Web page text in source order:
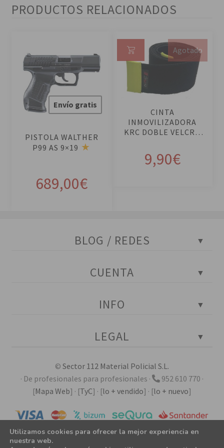
PRODUCTOS RELACIONADOS
Envío gratis
PISTOLA WALTHER
P99 AS 9×19
689,00€
Agotado
CINTA
INMOVILIZADORA
KRC DOBLE VELCRO
9,90€
Le
m
BLOG / REDES
Tests policialesCUENTA
Mis descargas
Detalles de mi cuenta
INFO
Ubicación de la tienda en Málaga
Empresa e historia
Certificaciones ISO
Requisitos de compra de armas
Reglamento de armas en España
LEGAL
Calidad, ambiente y prevención
Derecho de desistimiento
Fichero automatizado de datos
Formas de pago
Ley de cookies
© Sector 112 Material Policial S.L.
· De profesionales para profesionales ·
952 610 770 ·
[Mapa Web] · [TyC] · [lo + vendido] · [lo + nuevo]
Utilizamos cookies para ofrecer la mejor experiencia en
nuestra web.